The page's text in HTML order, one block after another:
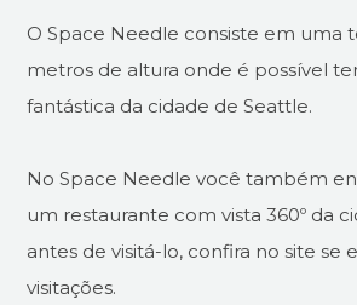
O Space Needle consiste em uma
metros de altura onde é possível
fantástica da cidade de Seattle.
No Space Needle você também
um restaurante com vista 360º da
antes de visitá-lo, confira no site se
visitações.